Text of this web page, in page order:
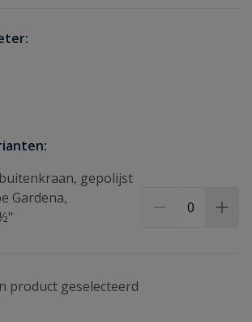
gepolijst
Gardena,
product geselecteerd